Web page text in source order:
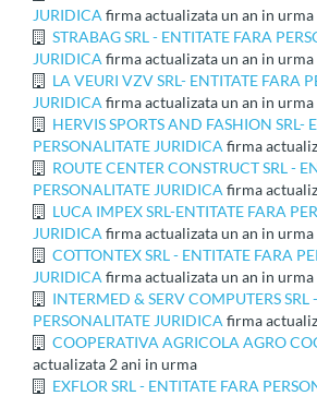
JURIDICA firma actualizata un an in urma
STRABAG SRL - ENTITATE FARA
JURIDICA firma actualizata un an in urma
LA VEURI VZV SRL- ENTITATE FARA
JURIDICA firma actualizata un an in urma
HERVIS SPORTS AND FASHION SRL-
PERSONALITATE JURIDICA firma
ROUTE CENTER CONSTRUCT SRL -
PERSONALITATE JURIDICA firma
LUCA IMPEX SRL-ENTITATE FARA
JURIDICA firma actualizata un an in urma
COTTONTEX SRL - ENTITATE FARA
JURIDICA firma actualizata un an in urma
INTERMED & SERV COMPUTERS SRL
PERSONALITATE JURIDICA firma
COOPERATIVA AGRICOLA AGRO
actualizata 2 ani in urma
EXFLOR SRL - ENTITATE FARA